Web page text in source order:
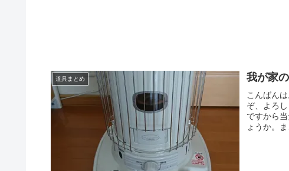
道具まとめ 我が家
こんばん
ぞ、よろ
ですから
ょうか。